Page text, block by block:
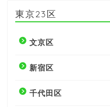
東京23区
文京区
新宿区
千代田区